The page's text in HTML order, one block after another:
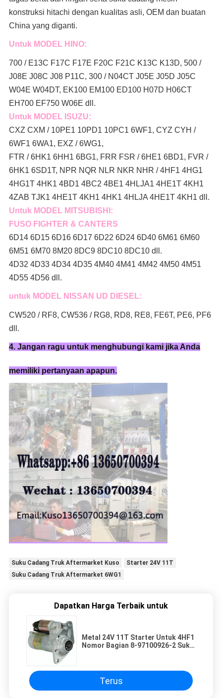
konstruksi hitachi dengan kualitas asli, OEM dan buatan
China yang diganti.
Untuk MODEL HINO:
700 / E13C F17C F17E F20C F21C K13C K13D, 500 /
J08E J08C J08 P11C, 300 / N04CT J05E J05D J05C
W04E W04DT, EK100 EM100 ED100 H07D H06CT
EH700 EF750 W06E dll.
Untuk MODEL ISUZU:
CXZ CXM / 10PE1 10PD1 10PC1 6WF1, CYZ CYH /
6WF1 6WA1, EXZ / 6WG1,
FTR / 6HK1 6HH1 6BG1, FRR FSR / 6HE1 6BD1, FVR /
6HK1 6SD1T, NPR NQR NLR NKR NHR / 4HF1 4HG1
4HG1T 4HK1 4BD1 4BC2 4BE1 4HLJA1 4HE1T 4KH1
4ZAB TJK1 4HE1T 4KH1 4HK1 4HLJA 4HE1T 4KH1 dll.
Untuk MODEL MITSUBISHI:
FUSO FIGHTER & CANTERS
6D14 6D15 6D16 6D17 6D22 6D24 6D40 6M61 6M60
6M51 6M70 8M20 8DC9 8DC10 8DC10 dll.
4D32 4D33 4D34 4D35 4M40 4M41 4M42 4M50 4M51
4D55 4D56 dll.
untuk MODEL NISSAN UD DIESEL:
CW520 / RF8, CW536 / RG8, RD8, RE8, FE6T, PE6, PF6
dll.
4. Jangan ragu untuk menghubungi kami jika Anda
memiliki pertanyaan apapun.
Suku Cadang Truk Aftermarket Kuso
Starter 24V 11T
Suku Cadang Truk Aftermarket 6WG1
Dapatkan Harga Terbaik untuk
Metal 24V 11T Starter Untuk 4HF1
Nomor Bagian 8-97100926-2 Suku
Terus